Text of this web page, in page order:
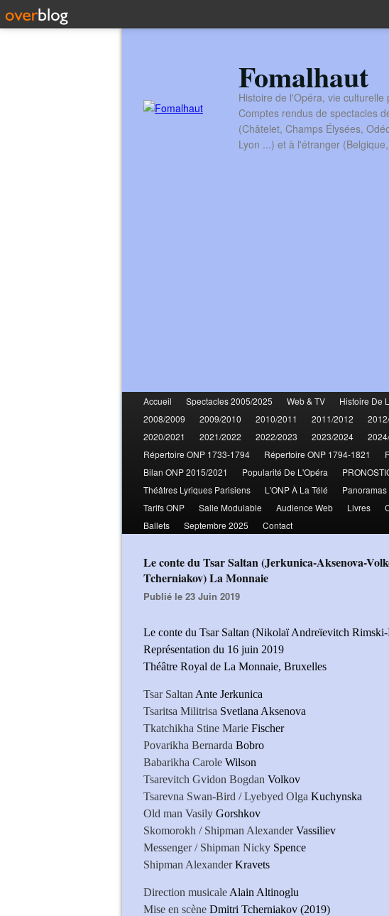
Fomalhaut
Histoire de l'Opéra, vie
Comptes rendus de spectacles
(Châtelet, Champs Élysées,
Lyon ...) et à l'étranger
Accueil Spectacles 2005/2025 Web & TV Histoire De
2008/2009
2009/2010 2010/2011 2011/2012
2020/2021
2021/2022 2022/2023 2023/2024
Répertoire ONP 1733-1794
Répertoire ONP 1794-1821
Bilan ONP 2015/2021
Popularité De L'Opéra
Théâtres Lyriques Parisiens
L'ONP À La Télé Panoramas
Tarifs ONP
Salle Modulable Audience Web Livres
Ballets
Septembre 2025 Contact
Le conte du Tsar Saltan (Jerkunica-Aksenova-Volkov-Kuchynska-Altinoglu-
Tcherniakov) La Monnaie
Publié le 23 Juin 2019
Le conte du Tsar Saltan (Nikolaï Andreïevitch
Représentation du 16 juin 2019
Théâtre Royal de La Monnaie, Bruxelles
Tsar Saltan Ante Jerkunica
Tsaritsa Militrisa Svetlana Aksenova
Tkatchikha Stine Marie Fischer
Povarikha Bernarda Bobro
Babarikha Carole Wilson
Tsarevitch Gvidon Bogdan Volkov
Tsarevna Swan-Bird / Lyebyed Olga Kuchynska
Old man Vasily Gorshkov
Skomorokh / Shipman AlexanderVassiliev
Messenger / Shipman Nicky Spence
Shipman AlexanderKravets
Direction musicale Alain Altinoglu
Mise en scène Dmitri Tcherniakov (2019)